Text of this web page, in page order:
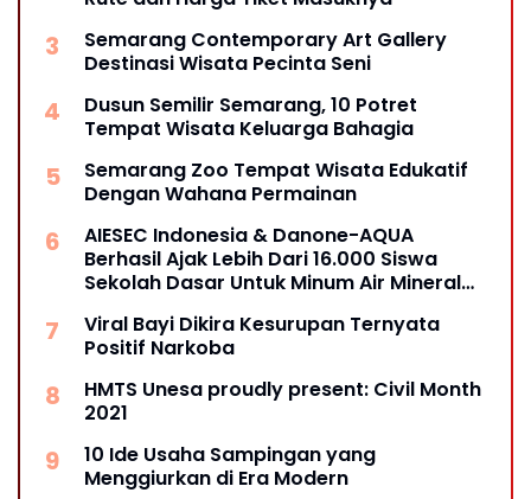
Semarang Contemporary Art Gallery
Destinasi Wisata Pecinta Seni
Dusun Semilir Semarang, 10 Potret
Tempat Wisata Keluarga Bahagia
Semarang Zoo Tempat Wisata Edukatif
Dengan Wahana Permainan
AIESEC Indonesia & Danone-AQUA
Berhasil Ajak Lebih Dari 16.000 Siswa
Sekolah Dasar Untuk Minum Air Mineral
Viral Bayi Dikira Kesurupan Ternyata
Positif Narkoba
HMTS Unesa proudly present: Civil Month
2021
10 Ide Usaha Sampingan yang
Menggiurkan di Era Modern